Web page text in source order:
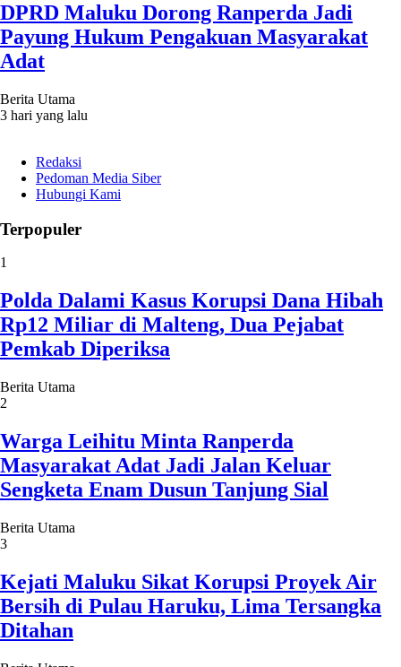
DPRD Maluku Dorong Ranperda Jadi
Payung Hukum Pengakuan Masyarakat
Adat
Berita Utama
3 hari yang lalu
Redaksi
Pedoman Media Siber
Hubungi Kami
Terpopuler
1
Polda Dalami Kasus Korupsi Dana Hibah
Rp12 Miliar di Malteng, Dua Pejabat
Pemkab Diperiksa
Berita Utama
2
Warga Leihitu Minta Ranperda
Masyarakat Adat Jadi Jalan Keluar
Sengketa Enam Dusun Tanjung Sial
Berita Utama
3
Kejati Maluku Sikat Korupsi Proyek Air
Bersih di Pulau Haruku, Lima Tersangka
Ditahan